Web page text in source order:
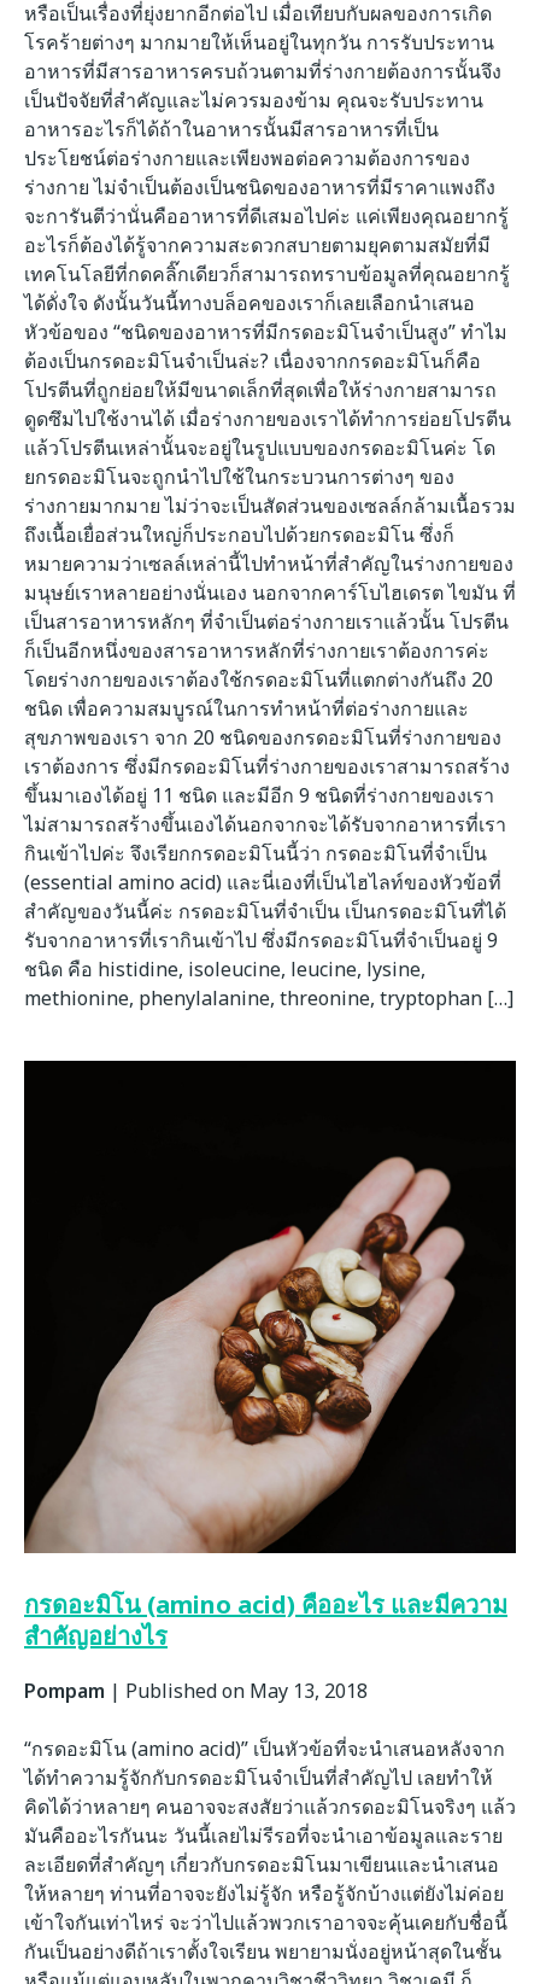
หรือเป็นเรื่องที่ยุ่งยากอีกต่อไป เมื่อเทียบกับผลของการเกิด
โรคร้ายต่างๆ มากมายให้เห็นอยู่ในทุกวัน การรับประทาน
อาหารที่มีสารอาหารครบถ้วนตามที่ร่างกายต้องการนั้นจึง
เป็นปัจจัยที่สำคัญและไม่ควรมองข้าม คุณจะรับประทาน
อาหารอะไรก็ได้ถ้าในอาหารนั้นมีสารอาหารที่เป็น
ประโยชน์ต่อร่างกายและเพียงพอต่อความต้องการของ
ร่างกาย ไม่จำเป็นต้องเป็นชนิดของอาหารที่มีราคาแพงถึง
จะการันตีว่านั่นคืออาหารที่ดีเสมอไปค่ะ แค่เพียงคุณอยากรู้
อะไรก็ต้องได้รู้จากความสะดวกสบายตามยุคตามสมัยที่มี
เทคโนโลยีที่กดคลิ๊กเดียวก็สามารถทราบข้อมูลที่คุณอยากรู้
ได้ดั่งใจ ดังนั้นวันนี้ทางบล็อคของเราก็เลยเลือกนำเสนอ
หัวข้อของ “ชนิดของอาหารที่มีกรดอะมิโนจำเป็นสูง” ทำไม
ต้องเป็นกรดอะมิโนจำเป็นล่ะ? เนื่องจากกรดอะมิโนก็คือ
โปรตีนที่ถูกย่อยให้มีขนาดเล็กที่สุดเพื่อให้ร่างกายสามารถ
ดูดซึมไปใช้งานได้ เมื่อร่างกายของเราได้ทำการย่อยโปรตีน
แล้วโปรตีนเหล่านั้นจะอยู่ในรูปแบบของกรดอะมิโนค่ะ โด
ยกรดอะมิโนจะถูกนำไปใช้ในกระบวนการต่างๆ ของ
ร่างกายมากมาย ไม่ว่าจะเป็นสัดส่วนของเซลล์กล้ามเนื้อรวม
ถึงเนื้อเยื่อส่วนใหญ่ก็ประกอบไปด้วยกรดอะมิโน ซึ่งก็
หมายความว่าเซลล์เหล่านี้ไปทำหน้าที่สำคัญในร่างกายของ
มนุษย์เราหลายอย่างนั่นเอง นอกจากคาร์โบไฮเดรต ไขมัน ที่
เป็นสารอาหารหลักๆ ที่จำเป็นต่อร่างกายเราแล้วนั้น โปรตีน
ก็เป็นอีกหนึ่งของสารอาหารหลักที่ร่างกายเราต้องการค่ะ
โดยร่างกายของเราต้องใช้กรดอะมิโนที่แตกต่างกันถึง 20
ชนิด เพื่อความสมบูรณ์ในการทำหน้าที่ต่อร่างกายและ
สุขภาพของเรา จาก 20 ชนิดของกรดอะมิโนที่ร่างกายของ
เราต้องการ ซึ่งมีกรดอะมิโนที่ร่างกายของเราสามารถสร้าง
ขึ้นมาเองได้อยู่ 11 ชนิด และมีอีก 9 ชนิดที่ร่างกายของเรา
ไม่สามารถสร้างขึ้นเองได้นอกจากจะได้รับจากอาหารที่เรา
กินเข้าไปค่ะ จึงเรียกกรดอะมิโนนี้ว่า กรดอะมิโนที่จำเป็น
(essential amino acid) และนี่เองที่เป็นไฮไลท์ของหัวข้อที่
สำคัญของวันนี้ค่ะ กรดอะมิโนที่จำเป็น เป็นกรดอะมิโนที่ได้
รับจากอาหารที่เรากินเข้าไป ซึ่งมีกรดอะมิโนที่จำเป็นอยู่ 9
ชนิด คือ histidine, isoleucine, leucine, lysine,
methionine, phenylalanine, threonine, tryptophan […]
กรดอะมิโน (amino acid) คืออะไร และมีความ
สำคัญอย่างไร
Pompam | Published on May 13, 2018
“กรดอะมิโน (amino acid)” เป็นหัวข้อที่จะนำเสนอหลังจาก
ได้ทำความรู้จักกับกรดอะมิโนจำเป็นที่สำคัญไป เลยทำให้
คิดได้ว่าหลายๆ คนอาจจะสงสัยว่าแล้วกรดอะมิโนจริงๆ แล้ว
มันคืออะไรกันนะ วันนี้เลยไม่รีรอที่จะนำเอาข้อมูลและราย
ละเอียดที่สำคัญๆ เกี่ยวกับกรดอะมิโนมาเขียนและนำเสนอ
ให้หลายๆ ท่านที่อาจจะยังไม่รู้จัก หรือรู้จักบ้างแต่ยังไม่ค่อย
เข้าใจกันเท่าไหร่ จะว่าไปแล้วพวกเราอาจจะคุ้นเคยกับชื่อนี้
กันเป็นอย่างดีถ้าเราตั้งใจเรียน พยายามนั่งอยู่หน้าสุดในชั้น